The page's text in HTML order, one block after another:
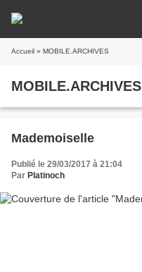
Accueil » MOBILE.ARCHIVES
MOBILE.ARCHIVES
Mademoiselle
Publié le 29/03/2017 à 21:04
Par Platinoch